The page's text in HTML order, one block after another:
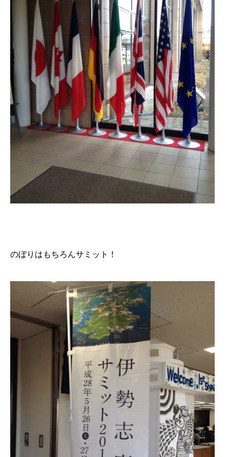
のぼりはもちろんサミット！